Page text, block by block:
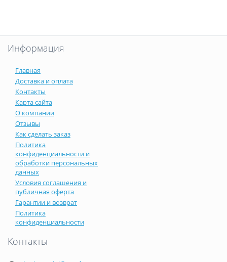
Информация
Главная
Доставка и оплата
Контакты
Карта сайта
О компании
Отзывы
Как сделать заказ
Политика
конфиденциальности и
обработки персональных
данных
Условия соглашения и
публичная оферта
Гарантии и возврат
Политика
конфиденциальности
Контакты